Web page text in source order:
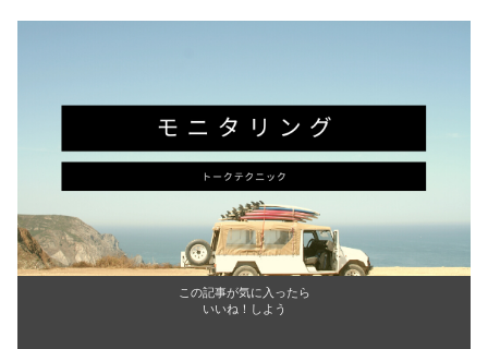
この記事が気に入ったら
いいね！しよう